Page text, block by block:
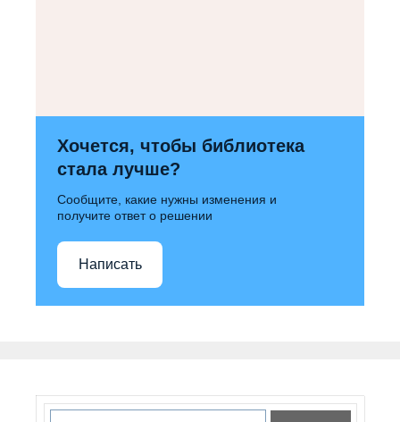
Хочется, чтобы библиотека
стала лучше?
Сообщите, какие нужны изменения и
получите ответ о решении
Написать